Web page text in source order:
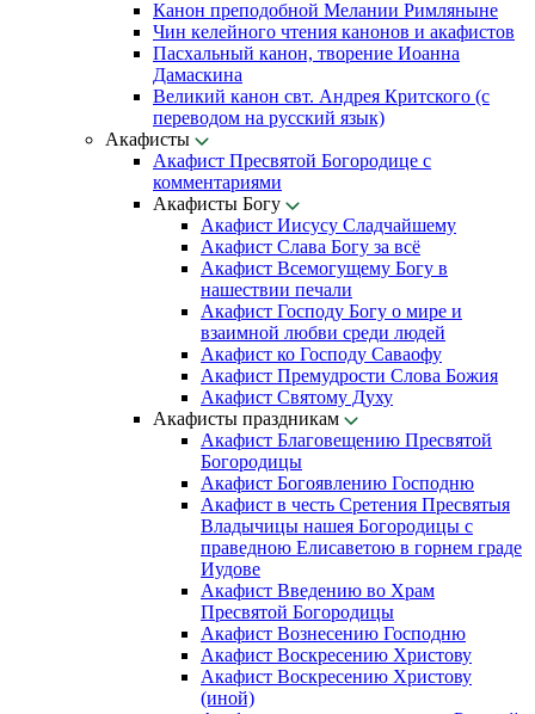
Канон преподобной Мелании Римляныне
Чин келейного чтения канонов и акафистов
Пасхальный канон, творение Иоанна
Дамаскина
Великий канон свт. Андрея Критского (с
переводом на русский язык)
Акафисты
Акафист Пресвятой Богородице с
комментариями
Акафисты Богу
Акафист Иисусу Сладчайшему
Акафист Слава Богу за всё
Акафист Всемогущему Богу в
нашествии печали
Акафист Господу Богу о мире и
взаимной любви среди людей
Акафист ко Господу Саваофу
Акафист Премудрости Слова Божия
Акафист Святому Духу
Акафисты праздникам
Акафист Благовещению Пресвятой
Богородицы
Акафист Богоявлению Господню
Акафист в честь Сретения Пресвятыя
Владычицы нашея Богородицы с
праведною Елисаветою в горнем граде
Иудове
Акафист Введению во Храм
Пресвятой Богородицы
Акафист Вознесению Господню
Акафист Воскресению Христову
Акафист Воскресению Христову
(иной)